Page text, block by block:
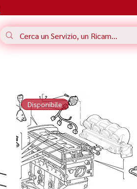
Disponibile